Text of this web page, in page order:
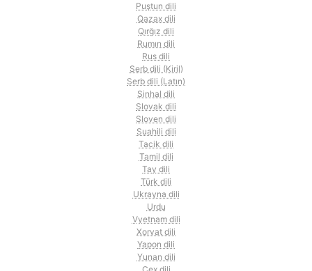
Puştun dili
Qazax dili
Qırğız dili
Rumın dili
Rus dili
Serb dili (Kiril)
Serb dili (Latın)
Sinhal dili
Slovak dili
Sloven dili
Suahili dili
Tacik dili
Tamil dili
Tay dili
Türk dili
Ukrayna dili
Urdu
Vyetnam dili
Xorvat dili
Yapon dili
Yunan dili